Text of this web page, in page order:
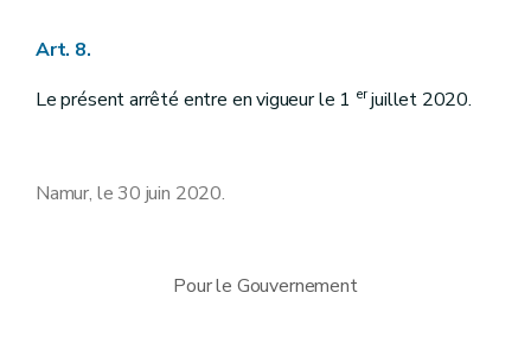
Art. 8.
Le présent arrêté entre en vigueur le 1 erjuillet 2020.
Namur, le 30 juin 2020.
Pour le Gouvernement